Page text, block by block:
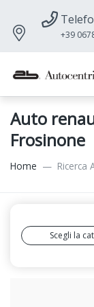
+39
Auto
Frosinone
Home Ricerca
Scegli la